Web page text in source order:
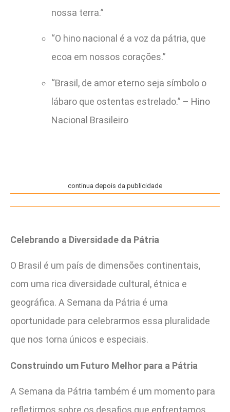
nossa terra.”
“O hino nacional é a voz da pátria, que
ecoa em nossos corações.”
“Brasil, de amor eterno seja símbolo o
lábaro que ostentas estrelado.” – Hino
Nacional Brasileiro
continua depois da publicidade
Celebrando a Diversidade da Pátria
O Brasil é um país de dimensões continentais,
com uma rica diversidade cultural, étnica e
geográfica. A Semana da Pátria é uma
oportunidade para celebrarmos essa pluralidade
que nos torna únicos e especiais.
Construindo um Futuro Melhor para a Pátria
A Semana da Pátria também é um momento para
refletirmos sobre os desafios que enfrentamos